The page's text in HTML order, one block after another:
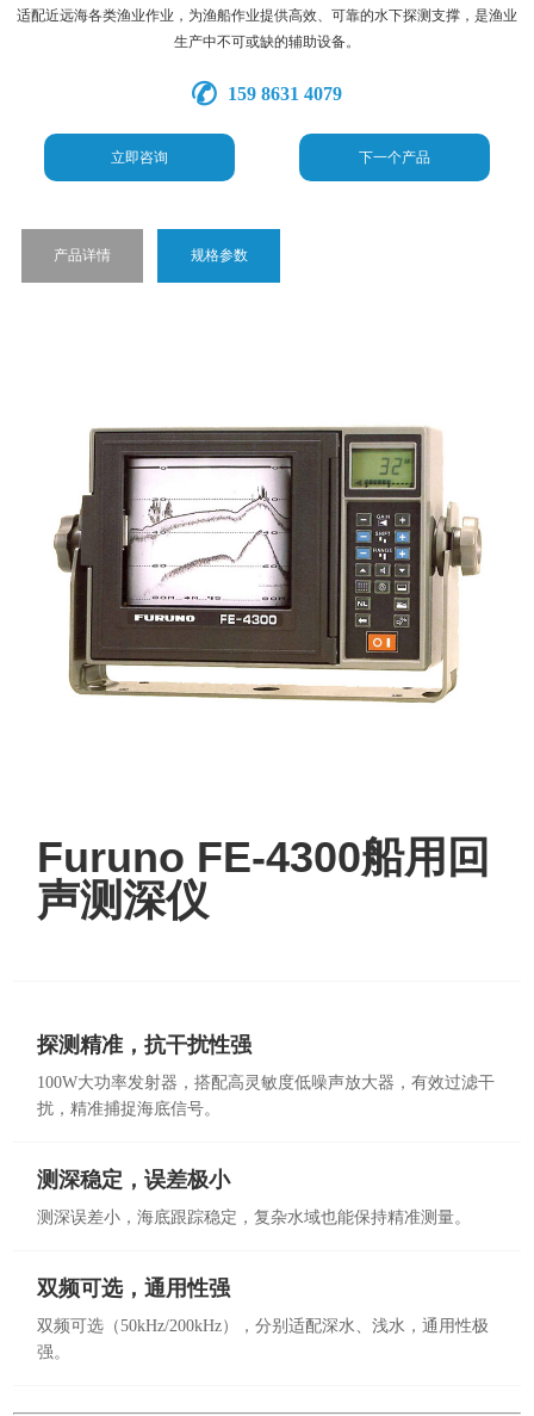
适配近远海各类渔业作业，为渔船作业提供高效、可靠的水下探测支撑，是渔业
生产中不可或缺的辅助设备。
159 8631 4079
立即咨询 下一个产品
产品详情 规格参数
Furuno FE-4300船用回
声测深仪
探测精准，抗干扰性强
100W大功率发射器，搭配高灵敏度低噪声放大器，有效过滤干
扰，精准捕捉海底信号。
测深稳定，误差极小
测深误差小，海底跟踪稳定，复杂水域也能保持精准测量。
双频可选，通用性强
双频可选（50kHz/200kHz），分别适配深水、浅水，通用性极
强。